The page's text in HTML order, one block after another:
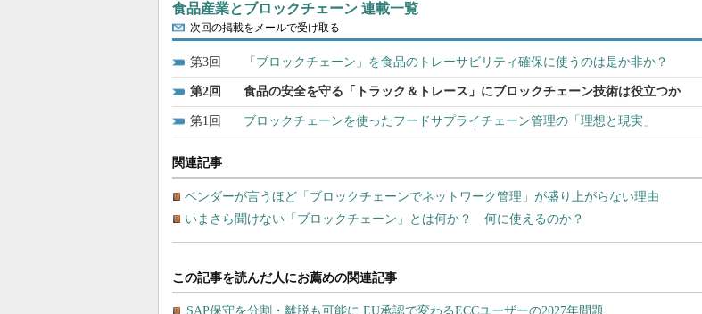
食品産業とブロックチェーン 連載一覧
次回の掲載をメールで受け取る
3 「ブロックチェーン」を食品のトレーサビリティ確保に使うのは是か非か？
2 食品の安全を守る「トラック＆トレース」にブロックチェーン技術は役立つか
1 ブロックチェーンを使ったフードサプライチェーン管理の「理想と現実」
関連記事
ベンダーが言うほど「ブロックチェーンでネットワーク管理」が盛り上がらない理由
いまさら聞けない「ブロックチェーン」とは何か？ 何に使えるのか？